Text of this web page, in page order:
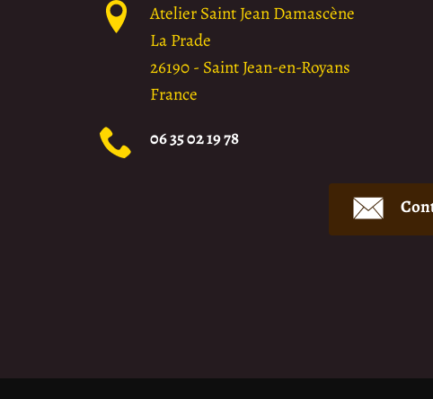
Atelier Saint Jean Damascène
La Prade
26190- Saint Jean-en-Royans
France
06 35 02 19 78